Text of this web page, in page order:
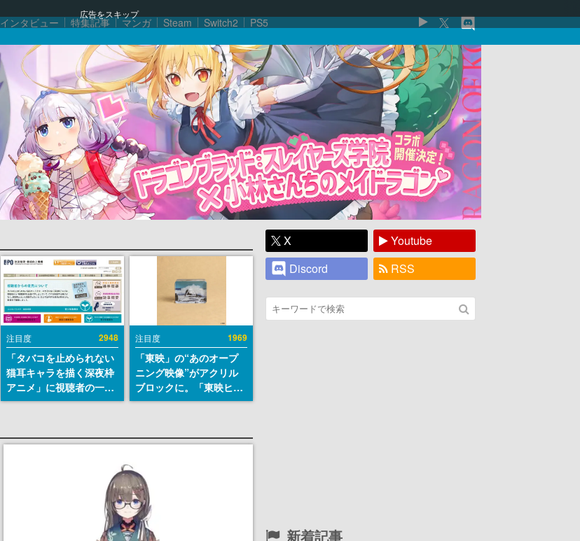
広告をスキップ
インタビュー 特集記事 マンガ Steam Switch2 PS5
注目度 2948
「タバコを止められない
猫耳キャラを描く深夜枠
アニメ」に視聴者の一部
から批判意見。違法薬物
す
注目度 1969
「東映」の“あのオープ
ニング映像”がアクリル
ブロックに。「東映ヒス
トリカル グッズコレクシ
X
Youtube
Discord
RSS
新着記事